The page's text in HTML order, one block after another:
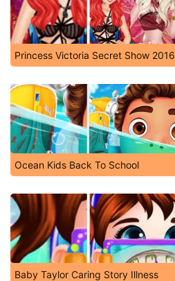
Princess Victoria Secret Show 2016
Ocean Kids Back To School
Baby Taylor Caring Story Illness